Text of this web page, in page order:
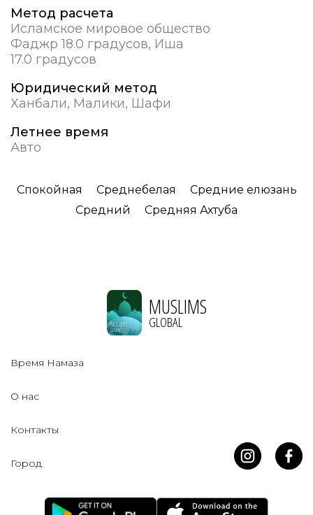
Метод расчета
Исламское мировое общество
Фаджр 18.0 градусов, Иша
17.0 градусов
Юридический метод
Ханбали, Малики, Шафи
Летнее время
Авто
Спокойная Среднебелая
Средние елюзань
Средний
Средняя Ахтуба
MUSLIMS
GLOBAL
Время Намаза
О нас
Контакты
Город